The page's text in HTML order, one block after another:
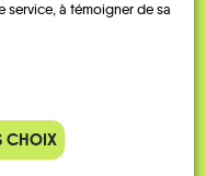
mais le
toujours
service, à témoigner de sa
CHOIX